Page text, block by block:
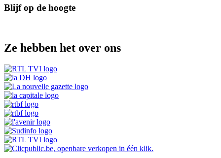
Blijf op de hoogte
Ze hebben het over ons